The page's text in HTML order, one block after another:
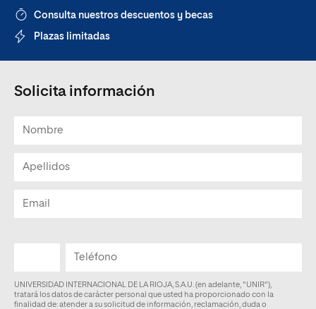
Consulta nuestros descuentos y becas
Plazas limitadas
Solicita información